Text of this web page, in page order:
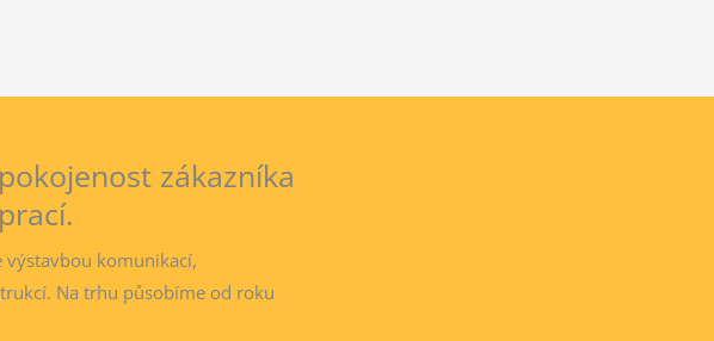
zákazníka
komunikací,
Na trhu působíme od roku